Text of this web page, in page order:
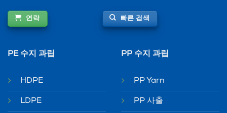
연락 빠른 검색
PE 수지 과립
HDPE
LDPE
PP 수지 과립
PP Yarn
PP 사출